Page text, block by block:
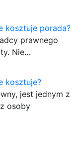
kosztuje porada?
prawnego
Nie…
kosztuje?
jest jednym z
osoby